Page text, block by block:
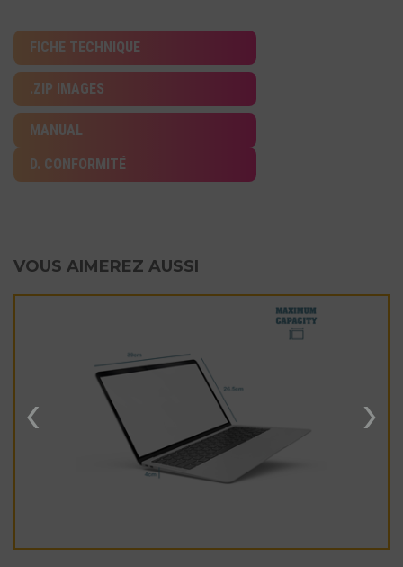
FICHE TECHNIQUE
.ZIP IMAGES
MANUAL
D. CONFORMITÉ
VOUS AIMEREZ AUSSI
‹ ›